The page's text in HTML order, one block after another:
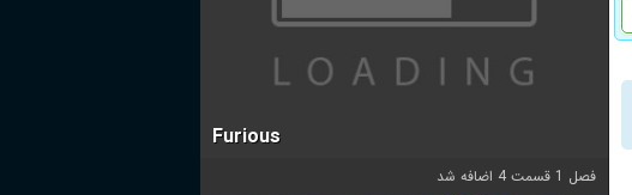
Furious
فصل 1 قسمت 4 اضافه شد